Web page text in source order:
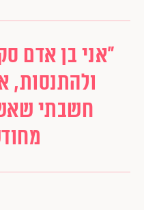
"אני בן אדם
חשבתי